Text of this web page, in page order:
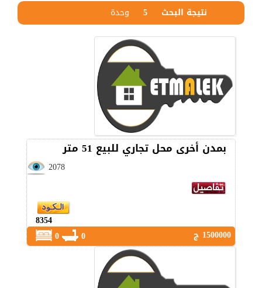
نتيجة البحث 5 وحدة
بمدن أخرى محل تجاري للبيع 51 متر
2078
8354
1500000 ج
0